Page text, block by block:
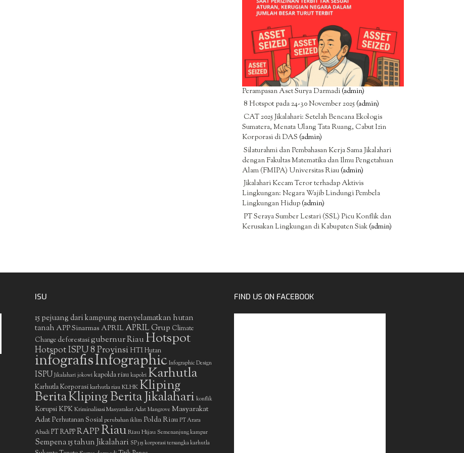
Perampasan Aset Surya Darmadi(admin)
8 Hotspot pada 24-30 November 2025(admin)
CAT 2025 Jikalahari: Setelah Bencana Ekologis
Sumatera, Menata Ulang Tata Ruang, Cabut Izin
Korporasi di DAS (admin)
Silaturahmi dan Pembahasan Kerja Sama Jikalahari
dengan Fakultas Matematika dan Ilmu Pengetahuan
Alam (FMIPA) Universitas Riau(admin)
Jikalahari Kecam Teror terhadap Aktivis
Lingkungan: Negara Wajib Lindungi Pembela
Lingkungan Hidup(admin)
PT Seraya Sumber Lestari (SSL) Picu Konflik dan
Kerusakan Lingkungan di Kabupaten Siak(admin)
ISU
15 pejuang dari kampung menyelamatkan hutan
tanah APP Sinarmas APRIL APRIL Grup Climate
Change deforestasigubernur RiauHotspot
Hotspot ISPU 8 ProvinsiHTIHutan
infografisInfographic Infographic Design
ISPU Jikalahari jokowi kapolda riau kapolri Karhutla
Karhutla Korporasi karhutla riau KLHKKliping
BeritaKliping Berita Jikalahari konflik
Korupsi KPK Kriminalisasi Masyarakat Adat Mangrove Masyarakat
AdatPerhutanan Sosial perubahan iklim Polda Riau PT Arara
Abadi PT RAPPRAPPRiauRiau Hijau Semenanjung kampar
Sempena 15 tahun Jikalahari SP3 15 korporasi tersangka karhutla
FIND US ON FACEBOOK